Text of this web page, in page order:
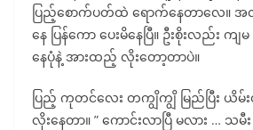
ပြည့်စောက်ပတ်ထဲ ရောက်နေတာလေ။
နေ ပြန်ကော ပေးမိနေပြီ။ ဦးစိုးလည်း က
နေပုံနဲ့ အားထည့် လိုးတော့တာပဲ။
ပြည့် ကုတင်လေး တကျွိကျွိ မြည်ပြီး ယိ
လိုးနေတာ။ ” ကောင်းလာပြီ မလား … သမီ